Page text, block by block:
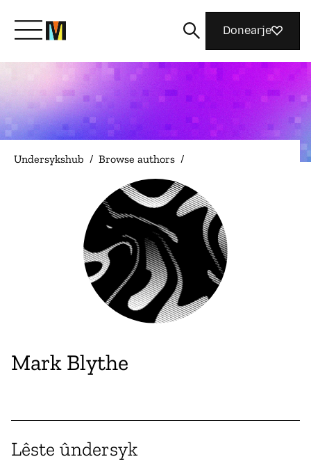
Kom yn ’e kunde mei Mozilla
Wat wy dogge
Magazine
Donearje
Undersykshub / Browse authors /
Mark Blythe
Lêste ûndersyk